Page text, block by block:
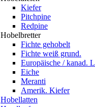
Kiefer
Pitchpine
Redpine
Hobelbretter
Fichte gehobelt
Fichte weiß grund.
Europäische / kanad.
Eiche
Meranti
Amerik. Kiefer
Hobellatten